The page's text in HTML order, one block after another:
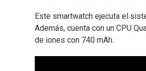
Este smartwatch ejecuta el
Además, cuenta con un CPU
de iones con 740 mAh.